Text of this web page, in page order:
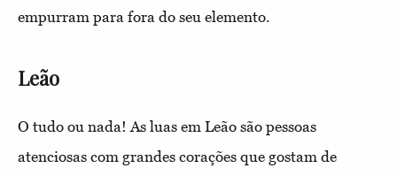
empurram para fora do seu elemento.
Leão
O tudo ou nada! As luas em Leão são pessoas
atenciosas com grandes corações que gostam de